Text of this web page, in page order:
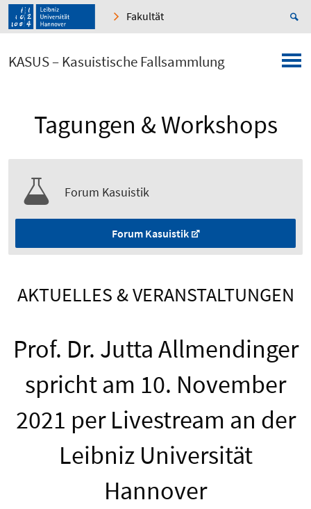
Fakultät
KASUS – Kasuistische Fallsammlung
Tagungen & Workshops
Forum Kasuistik
Forum Kasuistik
AKTUELLES & VERANSTALTUNGEN
Prof. Dr. Jutta Allmendinger
spricht am 10. November
2021 per Livestream an der
Leibniz Universität
Hannover